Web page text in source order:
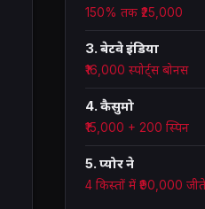
150% तक ₹25,000
3. बेटवे इंडिया
₹16,000 स्पोर्ट्स बोनस
4. कैसुमो
₹15,000 + 200 स्पिन
5. प्योर ने
4 किस्तों में ₹90,000